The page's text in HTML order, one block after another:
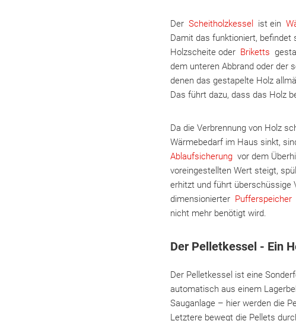
Der Scheitholzkessel ist ein
Damit das funktioniert, befindet
Holzscheite oder Briketts
dem unteren Abbrand oder der
denen das gestapelte Holz
Das führt dazu, dass das Holz
Da die Verbrennung von Holz
Wärmebedarf im Haus sinkt,
Ablaufsicherung vor dem
voreingestellten Wert steigt,
erhitzt und führt überschüssige
dimensionierter Pufferspeicher
nicht mehr benötigt wird.
Der Pelletkessel - Ein
Der Pelletkessel ist eine
automatisch aus einem
Sauganlage – hier werden die
Letztere bewegt die Pellets